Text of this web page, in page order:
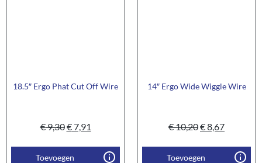
18.5″ Ergo Phat Cut Off Wire
€9,30€7,91
Toevoegen
14″ Ergo Wide Wiggle Wire
€10,20€8,67
Toevoegen